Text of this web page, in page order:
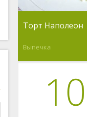
Торт Наполеон
Выпечка
10